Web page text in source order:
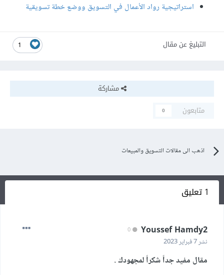
استراتيجية رواد الأعمال في التسويق ووضع خطة تسويقية
1 التبليغ عن مقال
مشاركة
متابعون
0
اذهب الى مقالات التسويق والمبيعات
1 تعليق
Youssef Hamdy2
نشر7 فبراير 2023
مقال مفيد جداً شكراً لمجهودك .